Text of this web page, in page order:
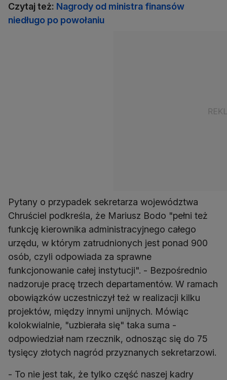
Czytaj też: Nagrody od ministra finansów
niedługo po powołaniu
Pytany o przypadek sekretarza województwa
Chruściel podkreśla, że Mariusz Bodo "pełni też
funkcję kierownika administracyjnego całego
urzędu, w którym zatrudnionych jest ponad 900
osób, czyli odpowiada za sprawne
funkcjonowanie całej instytucji". - Bezpośrednio
nadzoruje pracę trzech departamentów. W ramach
obowiązków uczestniczył też w realizacji kilku
projektów, między innymi unijnych. Mówiąc
kolokwialnie, "uzbierała się" taka suma -
odpowiedział nam rzecznik, odnosząc się do 75
tysięcy złotych nagród przyznanych sekretarzowi.
- To nie jest tak, że tylko część naszej kadry